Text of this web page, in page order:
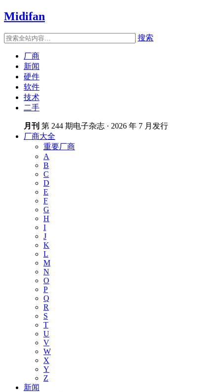
Midifan
搜索
厂商
新闻
硬件
软件
技术
二手
月刊 第 244 期电子杂志 · 2026 年 7 月发行
厂商大全
重要厂商
A
B
C
D
E
F
G
H
I
J
K
L
M
N
O
P
Q
R
S
T
U
V
W
X
Y
Z
新闻